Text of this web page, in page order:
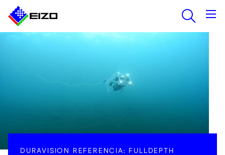
DURAVISION REFERENCIA: FULLDEPTH